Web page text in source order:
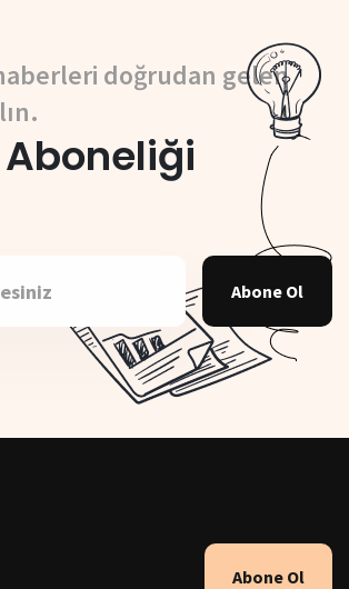
doğrudan gelen
Abone Ol
Abone Ol